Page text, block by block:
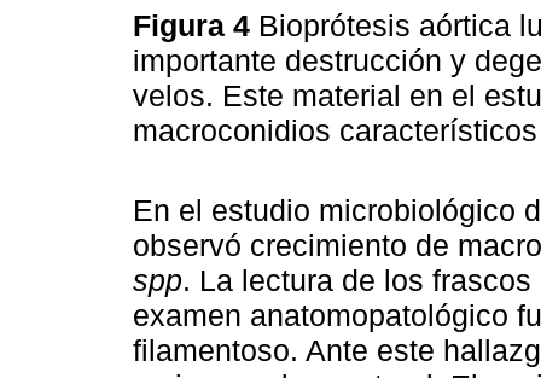
Figura 4 Bioprótesis aórtica
importante destrucción y
velos. Este material en el
macroconidios
En el estudio microbiológico
observó crecimiento de
spp. La lectura de los
examen anatomopatológico
filamentoso. Ante este